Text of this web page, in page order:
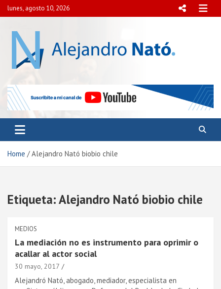
Skip
to
lunes, agosto 10, 2026
Alejandro Nató
la Democracia y la Paz Social.
Home Alejandro Nató biobio chile
Etiqueta:Alejandro Nató biobio chile
MEDIOS
La mediación no es instrumento para oprimir o
acallar al actor social
30 mayo, 2017
Alejandró Nató, abogado, mediador, especialista en